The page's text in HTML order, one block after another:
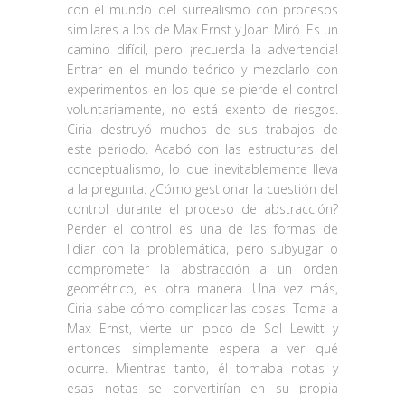
con el mundo del surrealismo con procesos
similares a los de Max Ernst y Joan Miró. Es un
camino difícil, pero ¡recuerda la advertencia!
Entrar en el mundo teórico y mezclarlo con
experimentos en los que se pierde el control
voluntariamente, no está exento de riesgos.
Ciria destruyó muchos de sus trabajos de
este periodo. Acabó con las estructuras del
conceptualismo, lo que inevitablemente lleva
a la pregunta: ¿Cómo gestionar la cuestión del
control durante el proceso de abstracción?
Perder el control es una de las formas de
lidiar con la problemática, pero subyugar o
comprometer la abstracción a un orden
geométrico, es otra manera. Una vez más,
Ciria sabe cómo complicar las cosas. Toma a
Max Ernst, vierte un poco de Sol Lewitt y
entonces simplemente espera a ver qué
ocurre. Mientras tanto, él tomaba notas y
esas notas se convertirían en su propia